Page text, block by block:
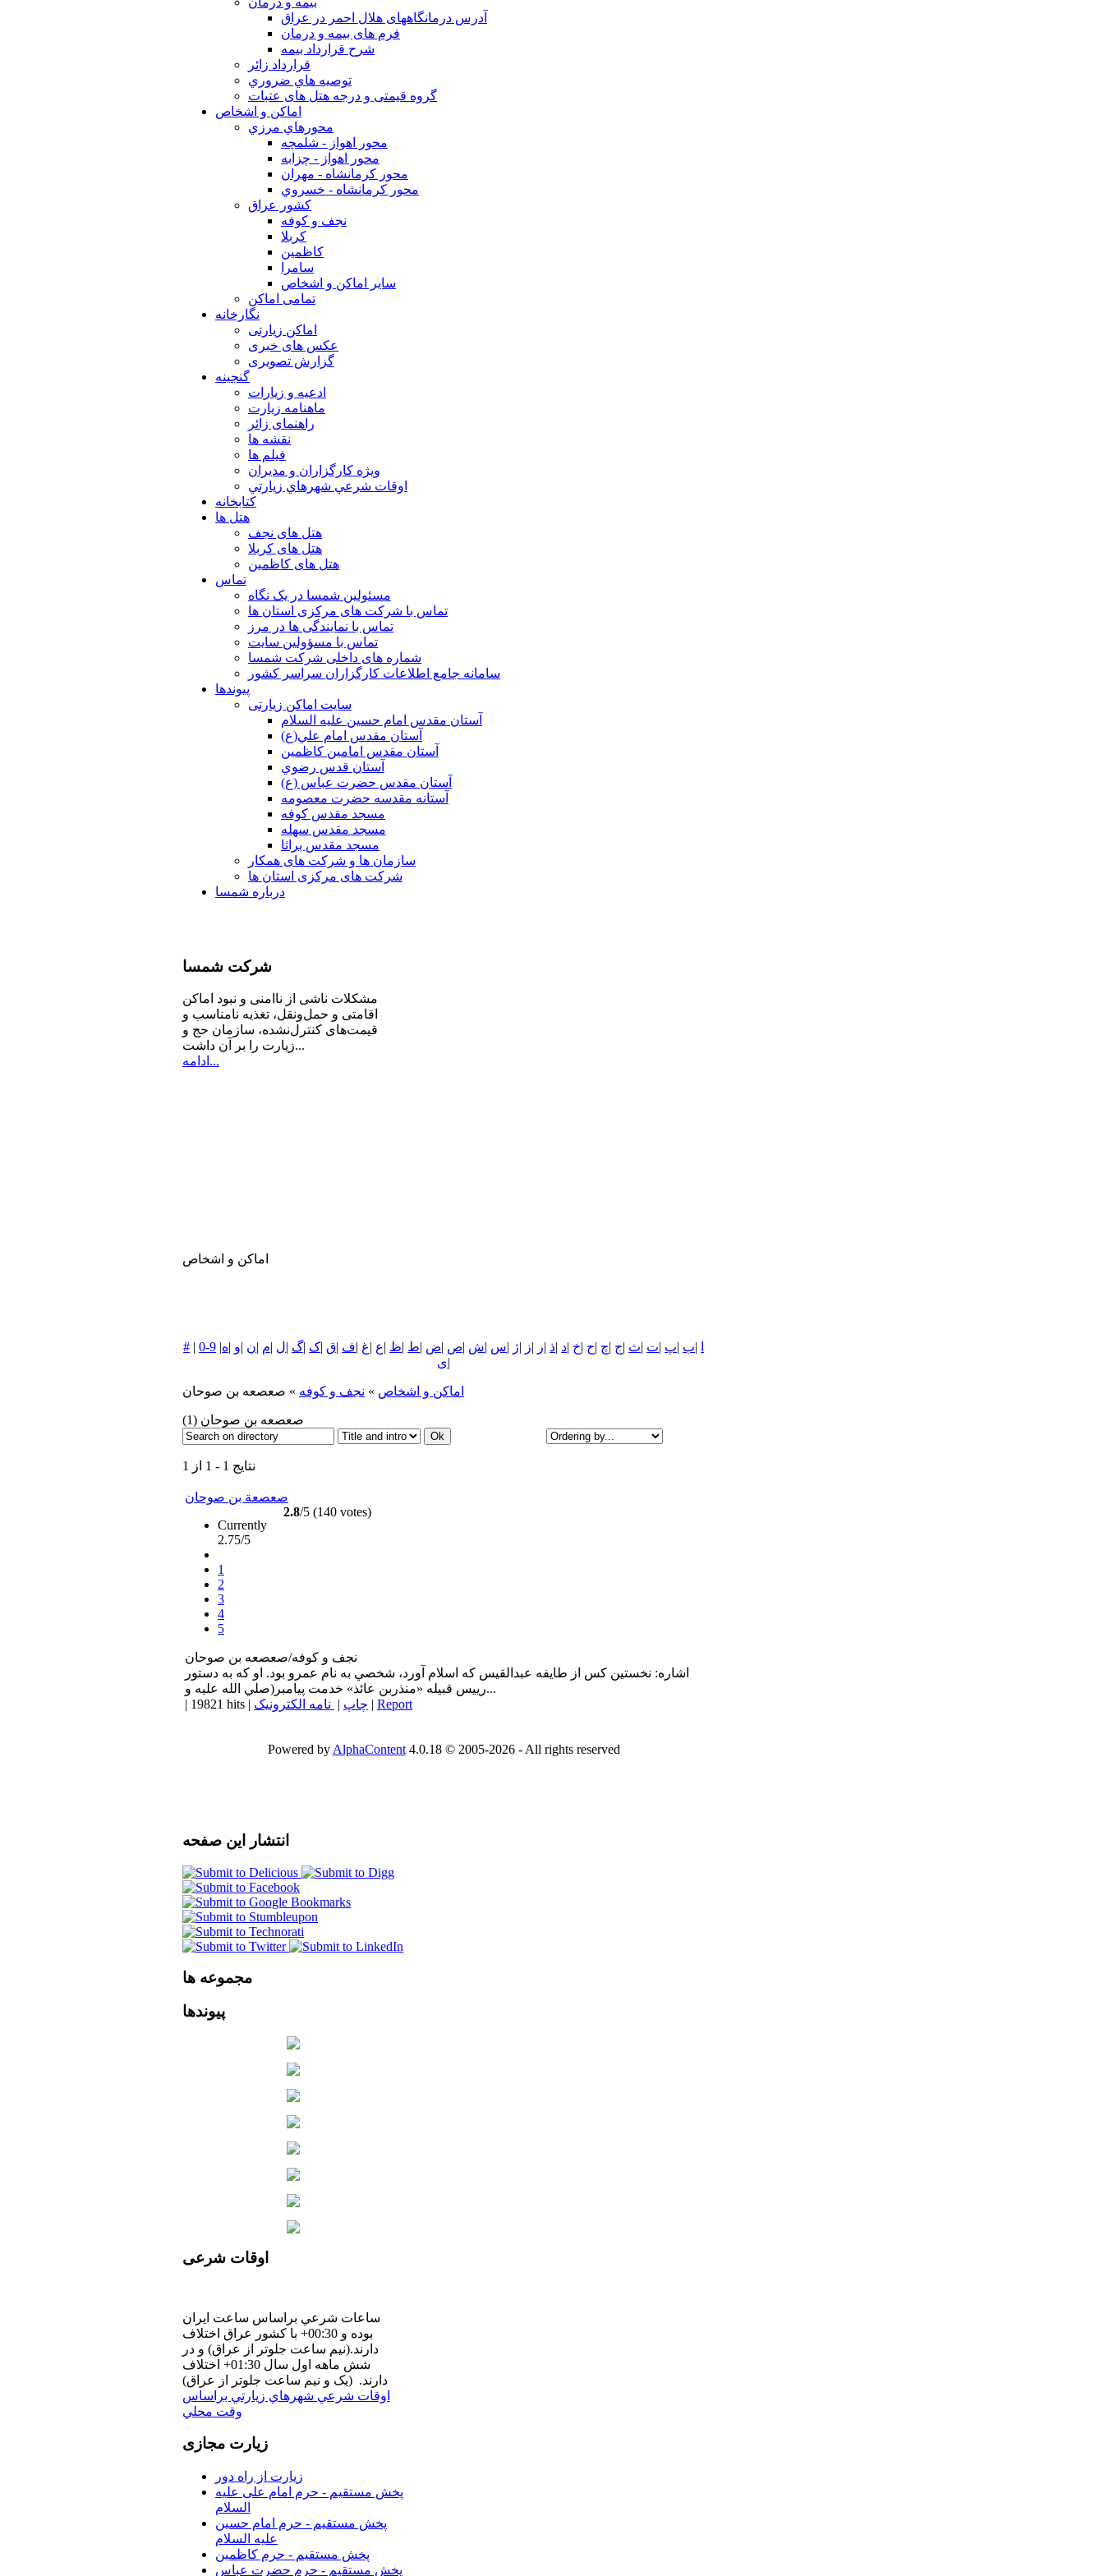
آدرس درمانگاههای هلال احمر در عراق
فرم های بیمه و درمان
شرح قرارداد بیمه
قرارداد زائر
توصيه هاي ضروري
گروه قیمتی و درجه هتل های عتبات
اماکن و اشخاص
محورهاي مرزي
محور اهواز - شلمچه
محور اهواز - چزابه
محور كرمانشاه - مهران
محور كرمانشاه - خسروي
كشور عراق
نجف و كوفه
كربلا
كاظمين
سامرا
ساير اماكن و اشخاص
تمامی اماکن
نگارخانه
اماکن زیارتی
عکس های خبری
گزارش تصویری
گنجینه
ادعیه و زیارات
ماهنامه زیارت
راهنمای زائر
نقشه ها
فیلم ها
ويژه كارگزاران و مديران
اوقات شرعي شهرهاي زيارتي
کتابخانه
هتل ها
هتل های نجف
هتل های کربلا
هتل های کاظمین
تماس
مسئولین شمسا در یک نگاه
تماس با شرکت های مرکزی استان ها
تماس با نمایندگی ها در مرز
تماس با مسؤولین سایت
شماره های داخلی شرکت شمسا
سامانه جامع اطلاعات کارگزاران سراسر کشور
پیوندها
سایت اماکن زیارتی
آستان مقدس امام حسين عليه السلام
آستان مقدس امام علي(ع)
آستان مقدس امامين كاظمين
آستان قدس رضوي
آستان مقدس حضرت عباس (ع)
آستانه مقدسه حضرت معصومه
مسجد مقدس كوفه
مسجد مقدس سهله
مسجد مقدس براثا
سازمان ها و شرکت های همکار
شرکت های مرکزی استان ها
درباره شمسا
شرکت شمسا
مشكلات ناشی از ناامنی و نبود اماكن
اقامتی و حمل‌ونقل، تغذیه‌ نامناسب و
قیمت‌های كنترل‌نشده، سازمان حج و
زیارت را بر آن داشت...
ادامه...
اماکن و اشخاص
# |0-9 | |ب |پ |ت |ث |ج |چ |ح |خ |د |ذ |ر |ز |ژ |س |ش |ص |ض |ط |ظ |ع |غ |ف |ق |ک |گ |ل |م |ن |و |ه
|ی
اماکن و اشخاص » نجف و كوفه » صعصعه بن صوحان
صعصعه بن صوحان (1)
نتایج 1 - 1 از 1
صعصعة بن صوحان
Currently
2.75/5
1
2
3
4
5
2.8/5 (140 votes)
نجف و كوفه/صعصعه بن صوحان
اشاره: نخستين کس از طايفه عبدالقيس که اسلام آورد، شخصي به نام عمرو بود. او که به دستور
رييس قبيله «منذربن عائذ» خدمت پيامبر(صلي الله عليه و...
| 19821 hits | چاپ | نامه الکترونیک | Report
Powered by AlphaContent4.0.18 © 2005-2026 - All rights reserved
انتشار این صفحه
مجموعه ها
پیوندها
اوقات شرعی
ساعات شرعي براساس ساعت ايران
بوده و 00:30+ با كشور عراق اختلاف
دارند.(نيم ساعت جلوتر از عراق) و در
شش ماهه اول سال 01:30+ اختلاف
دارند. (یک و نیم ساعت جلوتر از عراق)
اوقات شرعي شهرهاي زيارتي براساس
وقت محلي
زیارت مجازی
زیارت از راه دور
پخش مستقیم - حرم امام علی علیه
السلام
پخش مستقیم - حرم امام حسین
علیه السلام
پخش مستقیم - حرم کاظمین
پخش مستقیم - حرم حضرت عباس